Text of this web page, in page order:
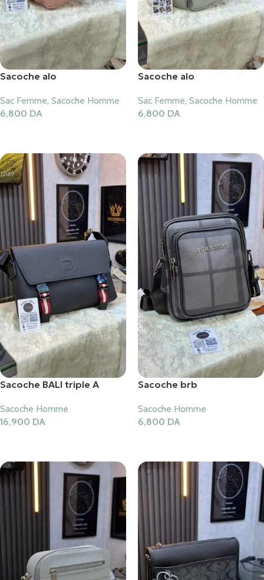
Sacoche alo
Sac Femme, Sacoche Homme
6,800 DA
Sacoche alo
Sac Femme, Sacoche Homme
6,800 DA
Sacoche BALI triple A
Sacoche Homme
16,900 DA
Sacoche brb
Sacoche Homme
6,800 DA